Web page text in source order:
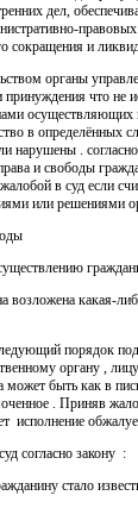
дел,
сокращения и
органы
что не
осуществляющих
в определённых
нарушены .
и свободы
в суд если
или решениями
возложена какая-
порядок
органу ,
быть как в
. Приняв
исполнение
согласно закону :
стало